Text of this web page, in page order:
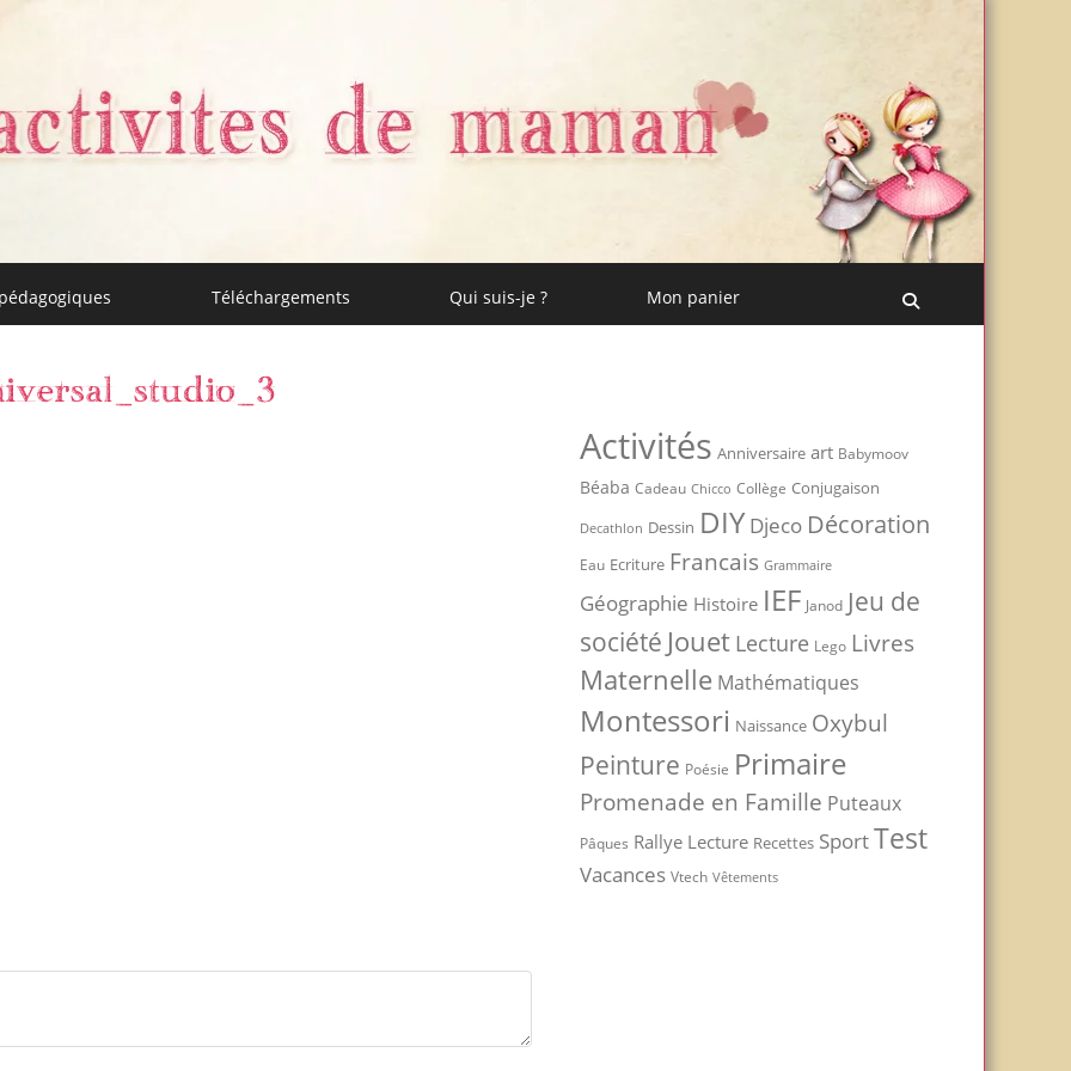
Téléchargements Qui suis-je ? Mon panier
Activités Anniversaire art Babymoov
Béaba Cadeau Chicco Collège Conjugaison
Decathlon Dessin DIY Djeco Décoration
Eau Ecriture Francais Grammaire
Géographie Histoire IEF Janod Jeu de
société Jouet Lecture Lego Livres
Maternelle Mathématiques
Montessori Naissance Oxybul
Peinture Poésie Primaire
Promenade en Famille Puteaux
Pâques Rallye Lecture Recettes SportTest
Vacances Vtech Vêtements